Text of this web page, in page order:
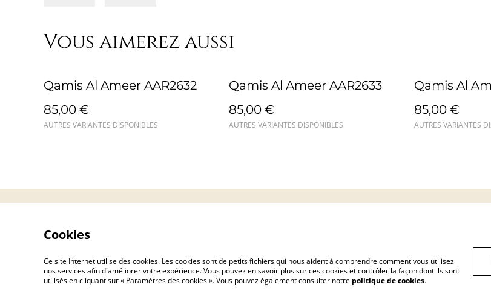
Vous aimerez aussi
Qamis Al Ameer AAR2632
85,00 €
AUTRES VARIANTES DISPONIBLES
Qamis Al Ameer AAR2633
85,00 €
AUTRES VARIANTES DISPONIBLES
Qamis Al
85,00 €
AUTRES VARIANTES
Cookies
Ce site Internet utilise des cookies. Les cookies sont de petits fichiers qui nous aident à comprendre comment vous utilisez
nos services afin d'améliorer votre expérience. Vous pouvez en savoir plus sur ces cookies et contrôler la façon dont ils sont
utilisés en cliquant sur « Paramètres des cookies ». Vous pouvez également consulter notre politique de cookies.